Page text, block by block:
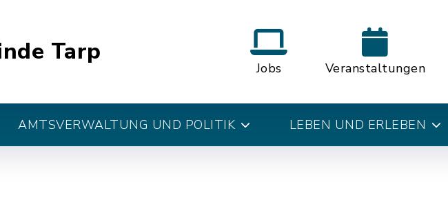
Tarp
Jobs Veranstaltungen
AMTSVERWALTUNG UND POLITIK LEBEN UND ERLEBEN